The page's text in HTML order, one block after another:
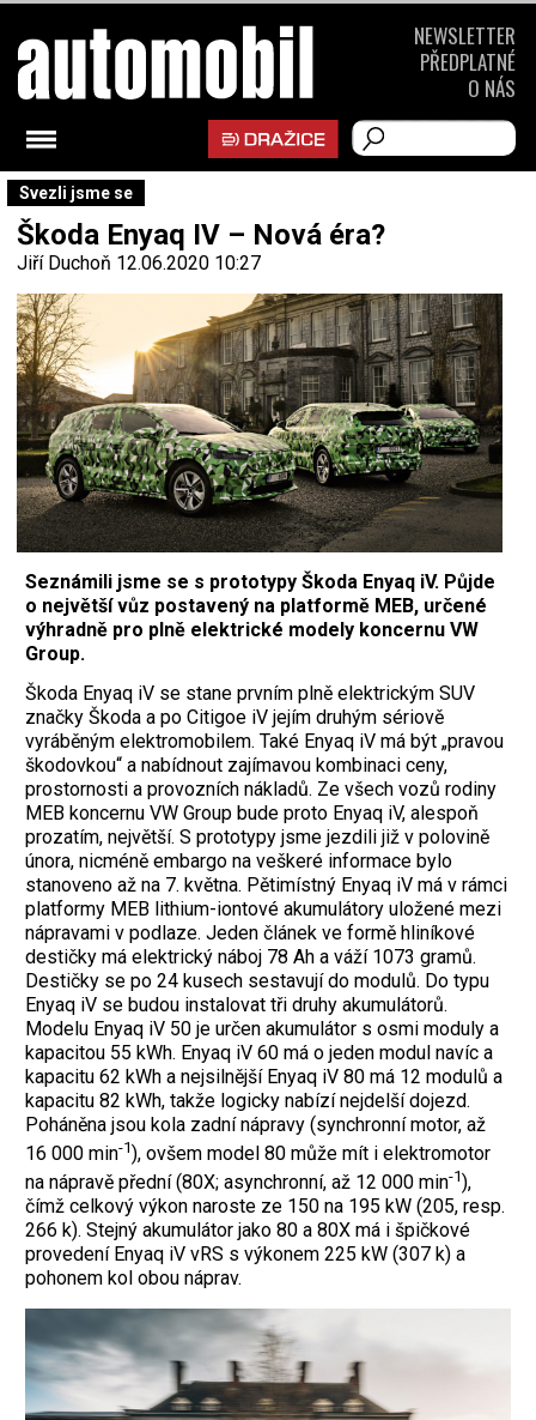
Svezli jsme se
Škoda Enyaq IV – Nová éra?
Jiří Duchoň 12.06.2020 10:27
Seznámili jsme se s prototypy Škoda Enyaq iV. Půjde
o největší vůz postavený na platformě MEB, určené
výhradně pro plně elektrické modely koncernu VW
Group.
Škoda Enyaq iV se stane prvním plně elektrickým SUV
značky Škoda a po Citigoe iV jejím druhým sériově
vyráběným elektromobilem. Také Enyaq iV má být „pravou
škodovkou“ a nabídnout zajímavou kombinaci ceny,
prostornosti a provozních nákladů. Ze všech vozů rodiny
MEB koncernu VW Group bude proto Enyaq iV, alespoň
prozatím, největší. S prototypy jsme jezdili již v polovině
února, nicméně embargo na veškeré informace bylo
stanoveno až na 7. května. Pětimístný Enyaq iV má v rámci
platformy MEB lithium-iontové akumulátory uložené mezi
nápravami v podlaze. Jeden článek ve formě hliníkové
destičky má elektrický náboj 78 Ah a váží 1073 gramů.
Destičky se po 24 kusech sestavují do modulů. Do typu
Enyaq iV se budou instalovat tři druhy akumulátorů.
Modelu Enyaq iV 50 je určen akumulátor s osmi moduly a
kapacitou 55 kWh. Enyaq iV 60 má o jeden modul navíc a
kapacitu 62 kWh a nejsilnější Enyaq iV 80 má 12 modulů a
kapacitu 82 kWh, takže logicky nabízí nejdelší dojezd.
Poháněna jsou kola zadní nápravy (synchronní motor, až
16 000 min-1), ­ovšem model 80 může mít i elektromotor
na nápravě přední (80X; asynchronní, až 12 000 min-1),
čímž celkový výkon naroste ze 150 na 195 kW (205, resp.
266 k). Stejný akumulátor jako 80 a 80X má i špičkové
provedení Enyaq iV vRS s výkonem 225 kW (307 k) a
pohonem kol obou náprav.
NEWSLETTER
PŘEDPLATNÉ
O NÁS